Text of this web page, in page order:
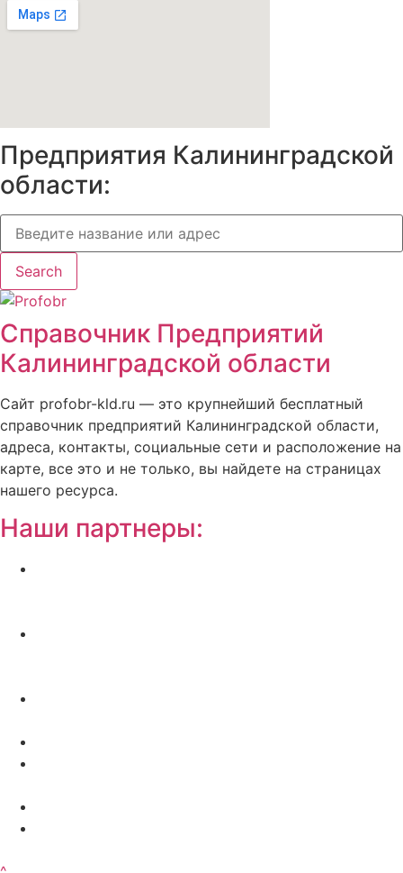
Предприятия Калининградской
области:
Search
Справочник Предприятий
Калининградской области
Сайт profobr-kld.ru — это крупнейший бесплатный
справочник предприятий Калининградской области,
адреса, контакты, социальные сети и расположение на
карте, все это и не только, вы найдете на страницах
нашего ресурса.
Наши партнеры: